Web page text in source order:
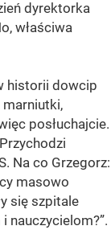
dyrektorka
właściwa
historii dowcip
marniutki,
posłuchajcie.
Na co Grzegorz:
masowo
się szpitale
nauczycielom?”.